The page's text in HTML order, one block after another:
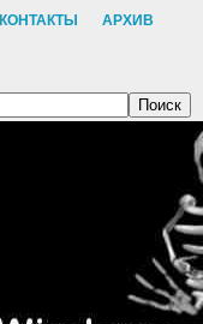
КОНТАКТЫ АРХИВ
Поиск